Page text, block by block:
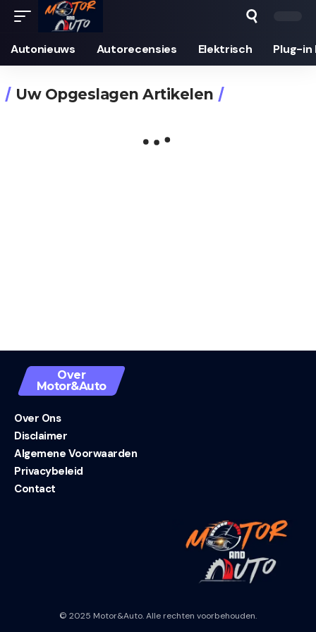
Autonieuws Auto­recensies Elektrisch Plug-in
Uw Opgeslagen Artikelen
Over
Motor&Auto
Over Ons
Disclaimer
Algemene Voorwaarden
Privacybeleid
Contact
© 2025 Motor&Auto. Alle rechten voorbehouden.